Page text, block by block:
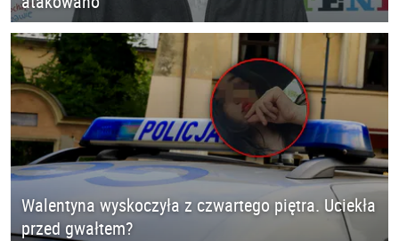
Walentyna wyskoczyła z czwartego piętra. Uciekła
przed gwałtem?